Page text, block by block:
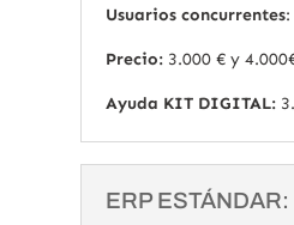
Usuarios concurrentes
Precio: 3.000 € y
Ayuda KIT DIGITAL:
ERP